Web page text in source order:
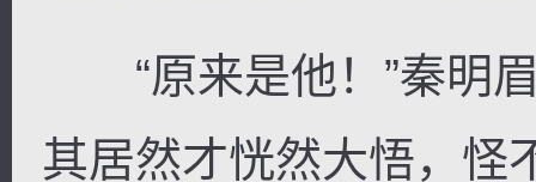
“原来是他！”秦明眉
其居然才恍然大悟，怪